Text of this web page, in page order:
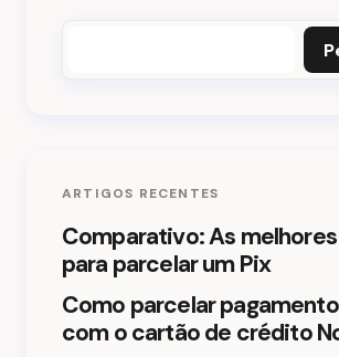
Seu comentário *
ARTIGOS RECENTES
Comparativo: As
para parcelar um Pix
Como parcelar
com o cartão de crédito